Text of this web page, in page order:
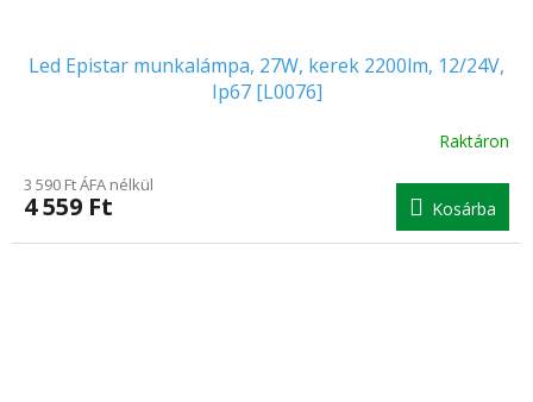
Led Epistar munkalámpa, 27W, kerek 2200lm, 12/24V,
Ip67 [L0076]
átlagos
értékelése
Raktáron
3 590 Ft ÁFA nélkül
4 559 Ft Kosárba